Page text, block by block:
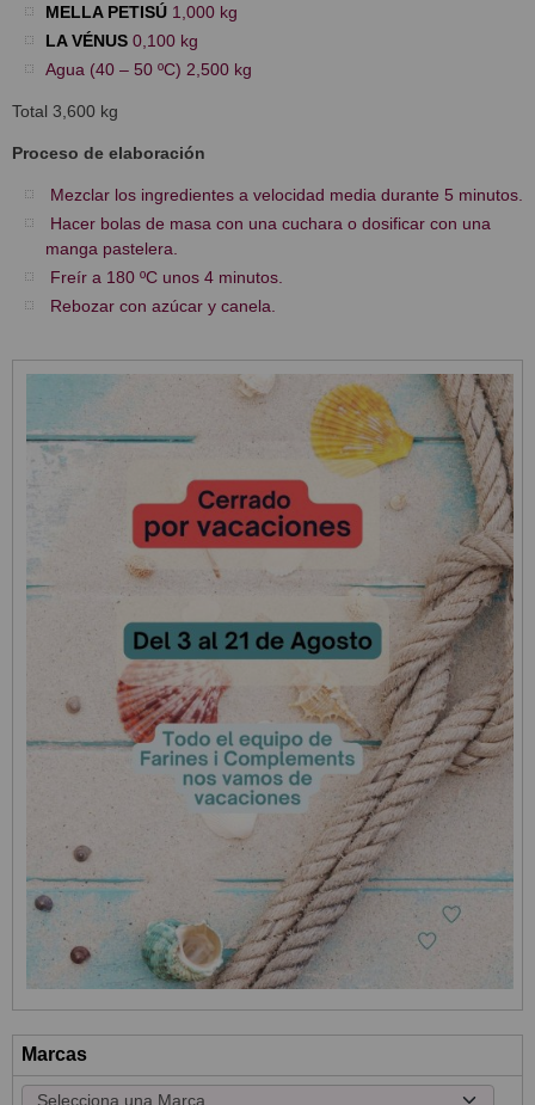
Marcas
MELLA PETISÚ 1,000 kg
LA VÉNUS 0,100 kg
Agua (40 – 50 ºC) 2,500 kg
Total 3,600 kg
Proceso de elaboración
Mezclar los ingredientes a velocidad media durante 5 minutos.
Hacer bolas de masa con una cuchara o dosificar con una
manga pastelera.
Freír a 180 ºC unos 4 minutos.
Rebozar con azúcar y canela.